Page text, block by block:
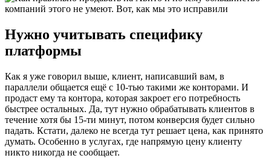
Нужно учитывать специфику
платформы
Как я уже говорил выше, клиент, написавший вам, в
параллели общается ещё с 10-тью такими же конторами. И
продаст ему та контора, которая закроет его потребность
быстрее остальных. Да, тут нужно обрабатывать клиентов в
течение хотя бы 15-ти минут, потом конверсия будет сильно
падать. Кстати, далеко не всегда тут решает цена, как принято
думать. Особенно в услугах, где напрямую цену клиенту
никто никогда не сообщает.